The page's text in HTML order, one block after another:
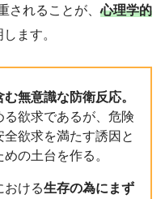
されることが、心理学的
ます。
無意識な防衛反応。
欲求であるが、危険
欲求を満たす誘因と
の土台を作る。
おける生存の為にまず